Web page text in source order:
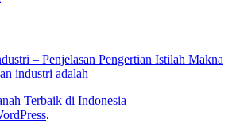
– Penjelasan Pengertian Istilah Makna
industri adalah
Terbaik di Indonesia
.